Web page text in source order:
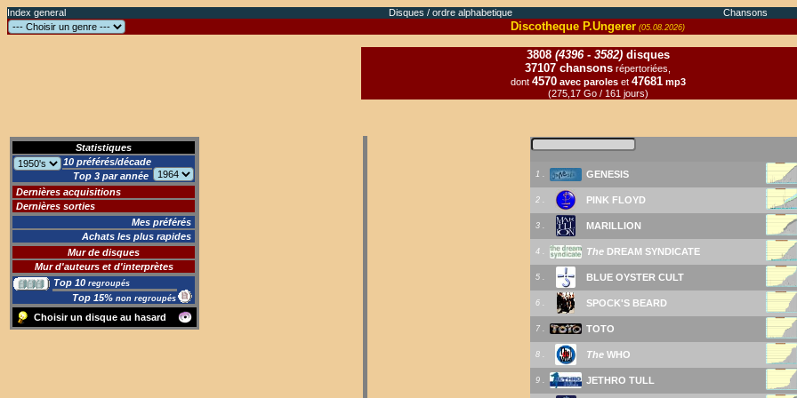
Index general Disques / ordre alphabetique Chansons
Discotheque P.Ungerer (05.08.2026)
3808 (4396 - 3582)disques
37107 chansons répertoriées,
dont 4570avec paroleset 47681mp3
(275,17 Go / 161 jours)
Statistiques
10 préférés/décade
Top 3 par année
Dernières acquisitions
Dernières sorties
Mes préférés
Achats les plus rapides
Mur de disques
Mur d'auteurs et d'interprètes
Top 10 regroupés
Top 15% non regroupés
Choisir un disque au hasard
1 . GENESIS
2 . PINK FLOYD
3 . MARILLION
4 . The DREAM SYNDICATE
5 . BLUE OYSTER CULT
6 . SPOCK'S BEARD
7 . TOTO
8 . The WHO
9 . JETHRO TULL